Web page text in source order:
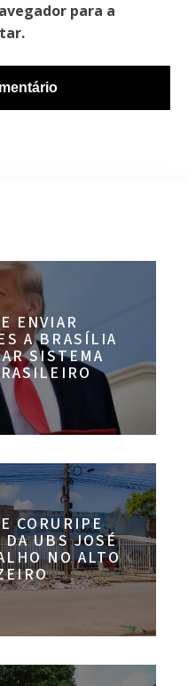
para a
ENVIAR
A BRASÍLIA
SISTEMA
CORURIPE
UBS JOSÉ
NO ALTO